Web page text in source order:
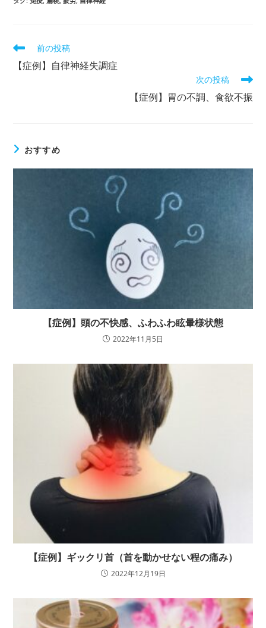
前の投稿
【症例】自律神経失調症
次の投稿
【症例】胃の不調、食欲不振
おすすめ
【症例】頭の不快感、ふわふわ眩暈様状態
2022年11月5日
【症例】ギックリ首（首を動かせない程の痛み）
2022年12月19日